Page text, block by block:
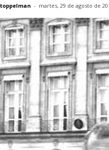
- martes, 29 de agosto de